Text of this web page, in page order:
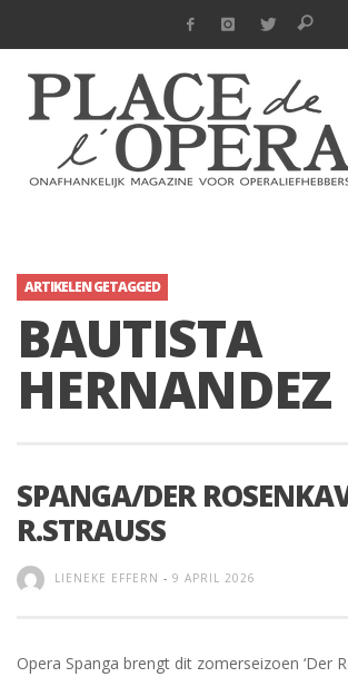
ARTIKELEN GETAGGED
BAUTISTA
HERNANDEZ
SPANGA/DER
R.STRAUSS
LIENEKE EFFERN - 9 APRIL 2026
Opera Spanga brengt dit zomerseizoen ‘Der